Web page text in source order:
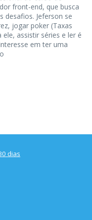
front-end, que busca
desafios. Jeferson se
jogar poker (Taxas
ele, assistir séries e ler é
em ter uma
dias